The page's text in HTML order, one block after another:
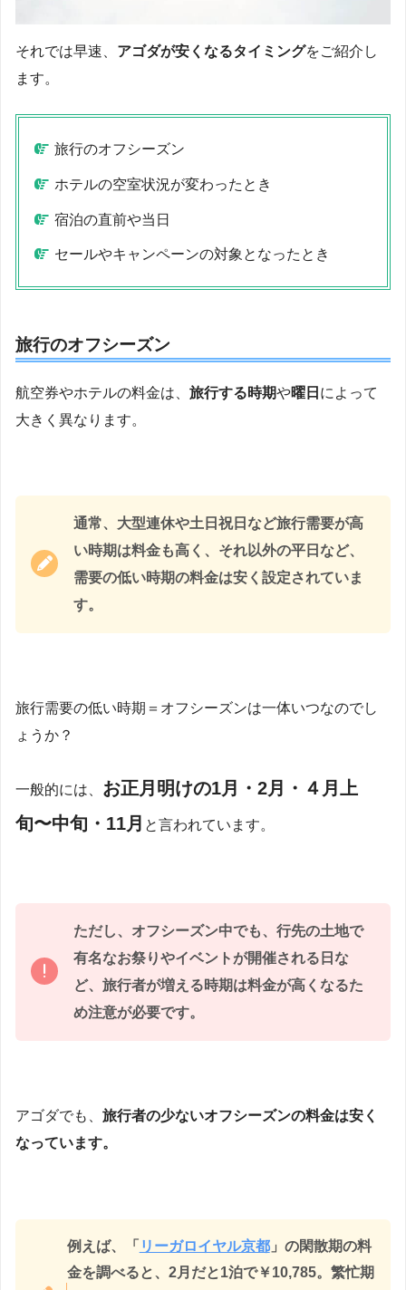
それでは早速、 アゴダが安くなるタイミングをご紹介し
ます。
旅行のオフシーズン
ホテルの空室状況が変わったとき
宿泊の直前や当日
セールやキャンペーンの対象となったとき
旅行のオフシーズン
航空券やホテルの料金は、 旅行する時期や曜日 によって
大きく異なります。
通常、大型連休や土日祝日など旅行需要が高
い時期は料金も高く、それ以外の平日など、
需要の低い時期の料金は安く設定されていま
す。
旅行需要の低い時期＝オフシーズンは一体いつなのでし
ょうか？
一般的には、 お正月明けの1月・2月・４月上
旬〜中旬・11月 と言われています。
ただし、オフシーズン中でも、行先の土地で
有名なお祭りやイベントが開催される日な
ど、旅行者が増える時期は料金が高くなるた
め注意が必要です。
アゴダでも、 旅行者の少ないオフシーズンの料金は安く
なっています。
例えば、「 リーガロイヤル京都」の閑散期の料
金を調べると、2月だと1泊で￥10,785。繁忙期